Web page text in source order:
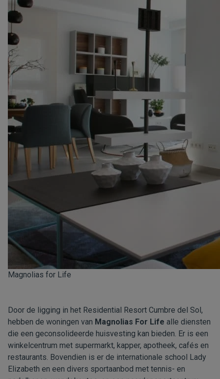
Magnolias for Life
Door de ligging in het Residential Resort Cumbre del Sol,
hebben de woningen van Magnolias For Life alle diensten
die een geconsolideerde huisvesting kan bieden. Er is een
winkelcentrum met supermarkt, kapper, apotheek, cafés en
restaurants. Bovendien is er de internationale school Lady
Elizabeth en een divers sportaanbod met tennis- en